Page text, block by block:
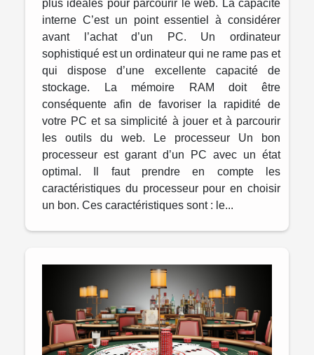
plus idéales pour parcourir le web. La capacité
interne C’est un point essentiel à considérer
avant l’achat d’un PC. Un ordinateur
sophistiqué est un ordinateur qui ne rame pas et
qui dispose d’une excellente capacité de
stockage. La mémoire RAM doit être
conséquente afin de favoriser la rapidité de
votre PC et sa simplicité à jouer et à parcourir
les outils du web. Le processeur Un bon
processeur est garant d’un PC avec un état
optimal. Il faut prendre en compte les
caractéristiques du processeur pour en choisir
un bon. Ces caractéristiques sont : le...